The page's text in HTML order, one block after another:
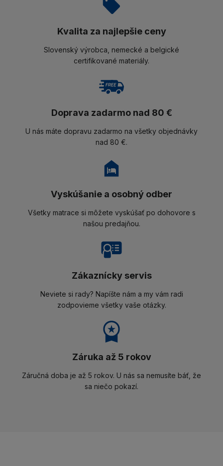
Kvalita za najlepšie ceny
Slovenský výrobca, nemecké a belgické
certifikované materiály.
Doprava zadarmo nad 80 €
U nás máte dopravu zadarmo na všetky objednávky
nad 80 €.
Vyskúšanie a osobný odber
Všetky matrace si môžete vyskúšať po dohovore s
našou predajňou.
Zákaznícky servis
Neviete si rady? Napíšte nám a my vám radi
zodpovieme všetky vaše otázky.
Záruka až 5 rokov
Záručná doba je až 5 rokov. U nás sa nemusíte báť, že
sa niečo pokazí.